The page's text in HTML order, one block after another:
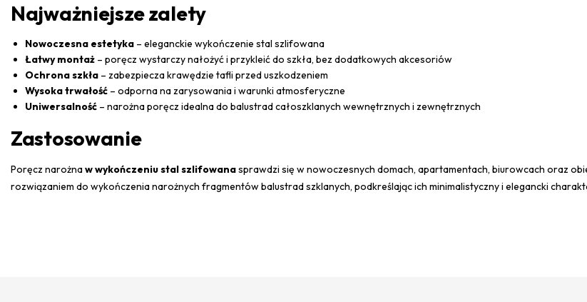
Najważniejsze zalety
Nowoczesna estetyka – eleganckie wykończenie stal szlifowana
Łatwy montaż – poręcz wystarczy nałożyć i przykleić do szkła, bez dodatkowych akcesoriów
Ochrona szkła – zabezpiecza krawędzie tafli przed uszkodzeniem
Wysoka trwałość – odporna na zarysowania i warunki atmosferyczne
Uniwersalność – narożna poręcz idealna do balustrad całoszklanych wewnętrznych i zewnętrznych
Zastosowanie
Poręcz narożnaw wykończeniu stal szlifowanasprawdzi się w nowoczesnych domach, apartamentach, biurowcach oraz
rozwiązaniem do wykończenia narożnych fragmentów balustrad szklanych, podkreślając ich minimalistyczny i elegancki